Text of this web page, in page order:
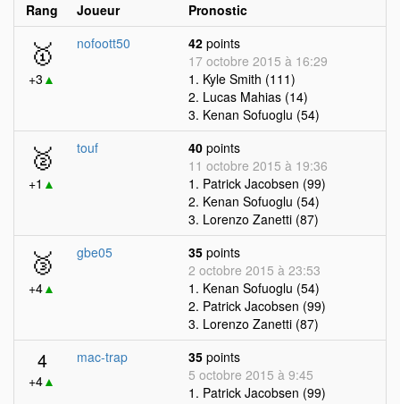
Rang Joueur Pronostic
🥇
+3 ▲
nofoott50 42 points
17 octobre 2015 à 16:29
1. Kyle Smith (111)
2. Lucas Mahias (14)
3. Kenan Sofuoglu (54)
🥈
+1 ▲
touf 40 points
11 octobre 2015 à 19:36
1. Patrick Jacobsen (99)
2. Kenan Sofuoglu (54)
3. Lorenzo Zanetti (87)
🥉
+4▲
gbe05 35 points
2 octobre 2015 à 23:53
1. Kenan Sofuoglu (54)
2. Patrick Jacobsen (99)
3. Lorenzo Zanetti (87)
4
+4▲
mac-trap 35 points
5 octobre 2015 à 9:45
1. Patrick Jacobsen (99)